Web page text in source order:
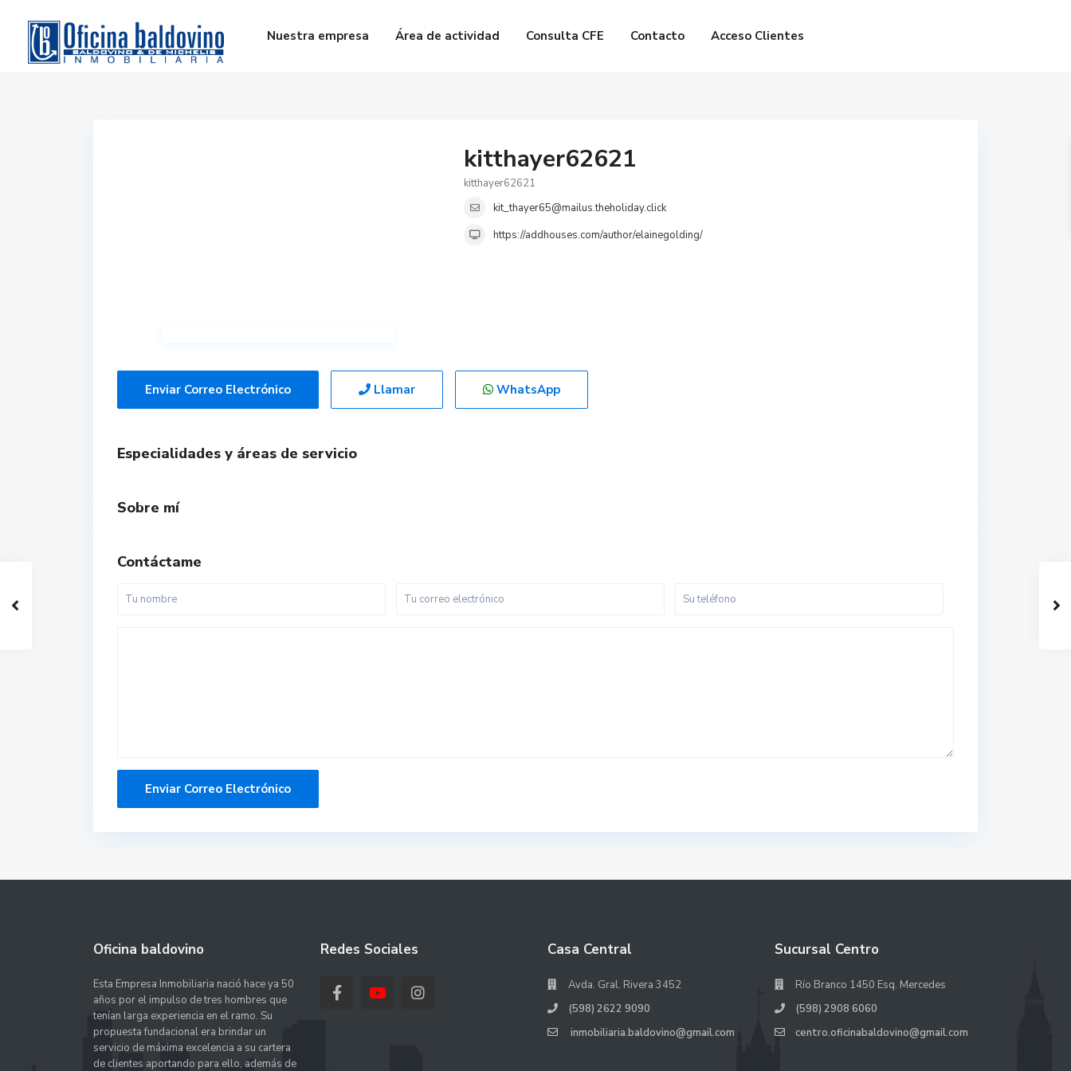
Nuestra empresa Área de actividad Consulta CFE Contacto Acceso Clientes
kitthayer62621
kitthayer62621
kit_thayer65@mailus.theholiday.click
https://addhouses.com/author/elainegolding/
Enviar Correo Electrónico Llamar WhatsApp
Especialidades y áreas de servicio
Sobre mí
Contáctame
Oficina baldovino
Esta Empresa Inmobiliaria nació hace ya 50
años por el impulso de tres hombres que
tenían larga experiencia en el ramo. Su
propuesta fundacional era brindar un
servicio de máxima excelencia a su cartera
de clientes aportando para ello, además de
Redes Sociales Casa Central
Avda. Gral. Rivera 3452
(598) 2622 9090
inmobiliaria.baldovino@gmail.com
Sucursal Centro
Río Branco 1450 Esq. Mercedes
(598) 2908 6060
centro.oficinabaldovino@gmail.com